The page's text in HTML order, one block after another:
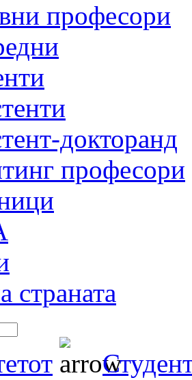
професори
докторанд
професори
страната